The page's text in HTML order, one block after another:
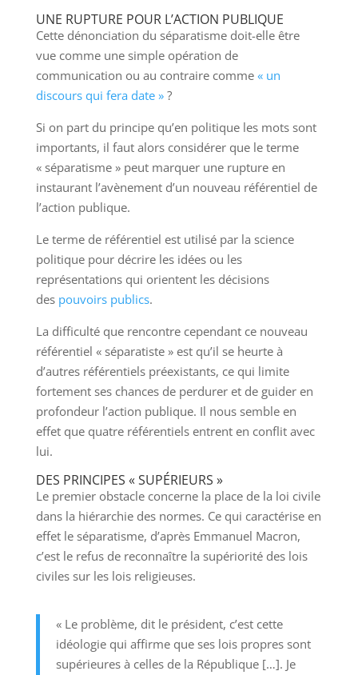
UNE RUPTURE POUR L’ACTION PUBLIQUE
Cette dénonciation du séparatisme doit-elle être
vue comme une simple opération de
communication ou au contraire comme « un
discours qui fera date »?
Si on part du principe qu’en politique les mots sont
importants, il faut alors considérer que le terme
« séparatisme » peut marquer une rupture en
instaurant l’avènement d’un nouveau référentiel de
l’action publique.
Le terme de référentiel est utilisé par la science
politique pour décrire les idées ou les
représentations qui orientent les décisions
des pouvoirs publics.
La difficulté que rencontre cependant ce nouveau
référentiel « séparatiste » est qu’il se heurte à
d’autres référentiels préexistants, ce qui limite
fortement ses chances de perdurer et de guider en
profondeur l’action publique. Il nous semble en
effet que quatre référentiels entrent en conflit avec
lui.
DES PRINCIPES « SUPÉRIEURS »
Le premier obstacle concerne la place de la loi civile
dans la hiérarchie des normes. Ce qui caractérise en
effet le séparatisme, d’après Emmanuel Macron,
c’est le refus de reconnaître la supériorité des lois
civiles sur les lois religieuses.
« Le problème, dit le président, c’est cette
idéologie qui affirme que ses lois propres sont
supérieures à celles de la République […]. Je